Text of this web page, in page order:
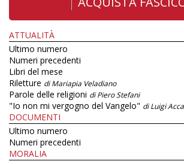
ATTUALITÀ
Ultimo numero
Numeri precedenti
Libri del mese
Riletture di Mariapia Veladiano
Parole delle religioni di Piero Stefani
"Io non mi vergogno del Vangelo" di Luigi
DOCUMENTI
Ultimo numero
Numeri precedenti
MORALIA